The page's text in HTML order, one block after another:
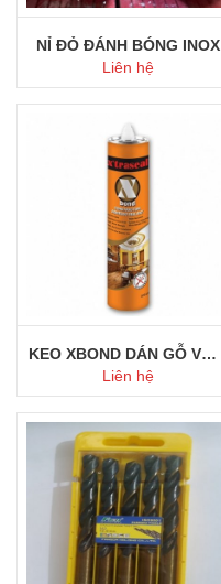
Mua ngay
NỈ ĐỎ ĐÁNH BÓNG INOX
Liên hệ
Mua ngay
KEO XBOND DÁN GỖ VÀ ALU
Liên hệ